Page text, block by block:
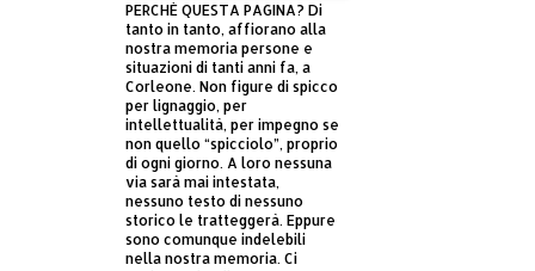
PERCHÈ QUESTA PAGINA? Di
tanto in tanto, affiorano alla
nostra memoria persone e
situazioni di tanti anni fa, a
Corleone. Non figure di spicco
per lignaggio, per
intellettualità, per impegno se
non quello “spicciolo”, proprio
di ogni giorno. A loro nessuna
via sarà mai intestata,
nessuno testo di nessuno
storico le tratteggerà. Eppure
sono comunque indelebili
nella nostra memoria. Ci